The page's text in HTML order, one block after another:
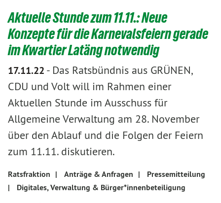
​​​​​​​Aktuelle Stunde zum 11.11.: Neue
Konzepte für die Karnevalsfeiern gerade
im Kwartier Latäng notwendig
17.11.22 - Das Ratsbündnis aus GRÜNEN,
CDU und Volt will im Rahmen einer
Aktuellen Stunde im Ausschuss für
Allgemeine Verwaltung am 28. November
über den Ablauf und die Folgen der Feiern
zum 11.11. diskutieren.
Ratsfraktion | Anträge & Anfragen |
Pressemitteilung
|
Digitales, Verwaltung & Bürger*innenbeteiligung